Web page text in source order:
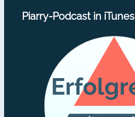
Piarry-Podcast in iTunes